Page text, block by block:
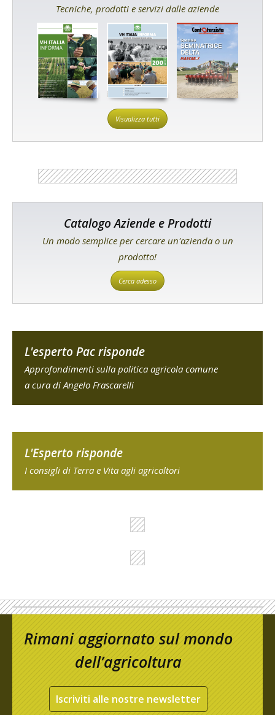
Tecniche, prodotti e servizi dalle aziende
Visualizza tutti
Catalogo Aziende e Prodotti
Un modo semplice per cercare un'azienda o un
prodotto!
Cerca adesso
L'esperto Pac risponde
Approfondimenti sulla politica agricola comune
a cura di Angelo Frascarelli
L'Esperto risponde
I consigli di Terra e Vita agli agricoltori
Rimani aggiornato sul mondo
dell’agricoltura
Iscriviti alle nostre newsletter